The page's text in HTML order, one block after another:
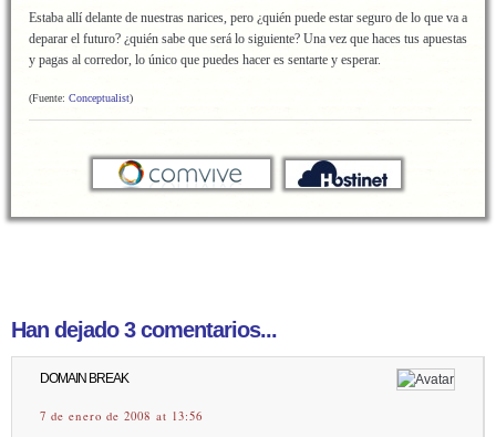
Estaba allí delante de nuestras narices, pero ¿quién puede estar seguro de lo que va a
deparar el futuro? ¿quién sabe que será lo siguiente? Una vez que haces tus apuestas
y pagas al corredor, lo único que puedes hacer es sentarte y esperar.
(Fuente: Conceptualist)
Han dejado 3 comentarios...
DOMAIN BREAK
7 de enero de 2008 at 13:56